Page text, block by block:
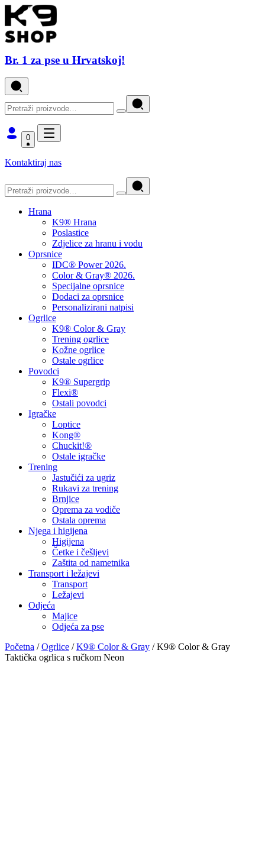
Br. 1 za pse u Hrvatskoj!
0
Kontaktiraj nas
Hrana
K9® Hrana
Poslastice
Zdjelice za hranu i vodu
Oprsnice
IDC® Power 2026.
Color & Gray® 2026.
Specijalne oprsnice
Dodaci za oprsnice
Personalizirani natpisi
Ogrlice
K9® Color & Gray
Trening ogrlice
Kožne ogrlice
Ostale ogrlice
Povodci
K9® Supergrip
Flexi®
Ostali povodci
Igračke
Loptice
Kong®
Chuckit!®
Ostale igračke
Trening
Jastučići za ugriz
Rukavi za trening
Brnjice
Oprema za vodiče
Ostala oprema
Njega i higijena
Higijena
Četke i češljevi
Zaštita od nametnika
Transport i ležajevi
Transport
Ležajevi
Odjeća
Majice
Odjeća za pse
Početna /Ogrlice /K9® Color & Gray / K9® Color & Gray
Taktička ogrlica s ručkom Neon